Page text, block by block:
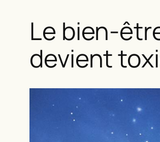
Le bien-
devient